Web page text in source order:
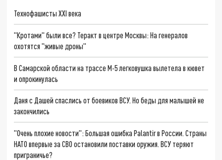
Технофашисты XXI века
"Кротами" были все? Теракт в центре Москвы: На генералов
охотятся "живые дроны"
В Самарской области на трассе М-5 легковушка вылетела в кювет
и опрокинулась
Даня с Дашей спаслись от боевиков ВСУ. Но беды для малышей не
закончились
"Очень плохие новости": Большая ошибка Palantir в России. Страны
НАТО впервые за СВО остановили поставки оружия. ВСУ теряют
приграничье?